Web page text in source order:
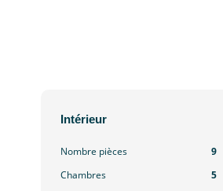
Intérieur
Nombre pièces
9
Chambres
5